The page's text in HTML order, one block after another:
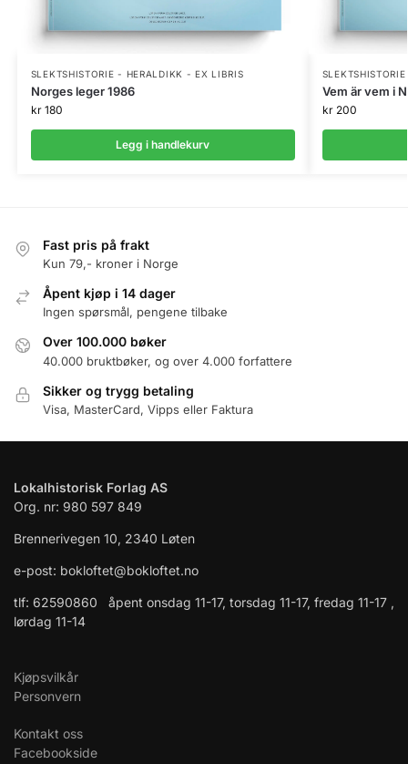
SLEKTSHISTORIE - HERALDIKK - EX LIBRIS
Norges leger 1986
kr180
Legg i handlekurv
Vem är vem i
kr200
Fast pris på frakt
Kun 79,- kroner i Norge
Åpent kjøp i 14 dager
Ingen spørsmål, pengene tilbake
Over 100.000 bøker
40.000 bruktbøker, og over 4.000 forfattere
Sikker og trygg betaling
Visa, MasterCard, Vipps eller Faktura
Lokalhistorisk Forlag AS
Org. nr: 980 597 849
Brennerivegen 10, 2340 Løten
e-post: bokloftet@bokloftet.no
tlf: 62590860 åpent onsdag 11-17, torsdag 11-17, fredag 11-17 ,
lørdag 11-14
Kjøpsvilkår
Personvern
Kontakt oss
Facebookside